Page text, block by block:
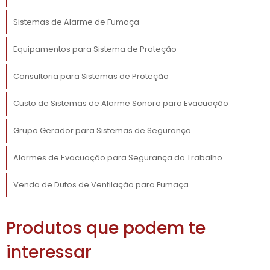
com a legislação. Um dos principais
visibilidade da fumaça dentro de edificações,
permaneçam acessíveis. Além disso, um bom
sistema de evacuação pode ajudar a conter a
propagação e proporcionando mais tempo
segurança.
Outro ponto positivo é a eficiência no
evitando que o calor se propague por todo o
edifício e garantindo que salas estratégicas,
como centros de controle, permaneçam
Sistemas de Alarme de Fumaça
Equipamentos para Sistema de Proteção
Consultoria para Sistemas de Proteção
Custo de Sistemas de Alarme Sonoro para Evacuação
Grupo Gerador para Sistemas de Segurança
Alarmes de Evacuação para Segurança do Trabalho
Venda de Dutos de Ventilação para Fumaça
Produtos que podem te
interessar